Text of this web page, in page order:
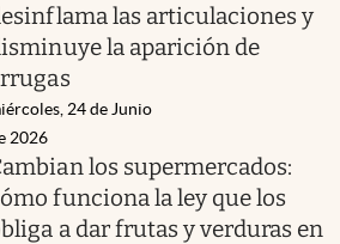
las articulaciones y
la aparición de
24 de Junio
2026
los supermercados:
funciona la ley que los
a dar frutas y verduras en